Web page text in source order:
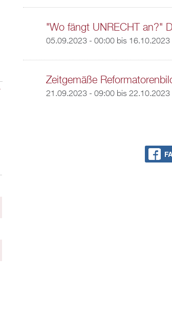
"Wo fängt UNRECHT an?"
05.09.2023 - 00:00bis 16.10.2023
Zeitgemäße
21.09.2023 - 09:00bis 22.10.2023